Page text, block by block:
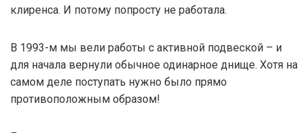
клиренса. И потому попросту не работала.
В 1993-м мы вели работы с активной подвеской – и
для начала вернули обычное одинарное днище. Хотя на
самом деле поступать нужно было прямо
противоположным образом!